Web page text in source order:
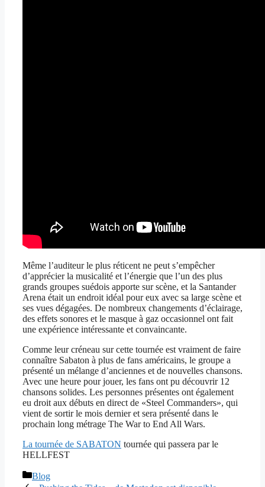
Même l’auditeur le plus réticent ne peut s’empêcher
d’apprécier la musicalité et l’énergie que l’un des plus
grands groupes suédois apporte sur scène, et la Santander
Arena était un endroit idéal pour eux avec sa large scène et
ses vues dégagées. De nombreux changements d’éclairage,
des effets sonores et le masque à gaz occasionnel ont fait
une expérience intéressante et convaincante.
Comme leur créneau sur cette tournée est vraiment de faire
connaître Sabaton à plus de fans américains, le groupe a
présenté un mélange d’anciennes et de nouvelles chansons.
Avec une heure pour jouer, les fans ont pu découvrir 12
chansons solides. Les personnes présentes ont également
eu droit aux débuts en direct de «Steel Commanders», qui
vient de sortir le mois dernier et sera présenté dans le
prochain long métrage The War to End All Wars.
La tournée de SABATON tournée qui passera par le
HELLFEST
Catégories
Blog